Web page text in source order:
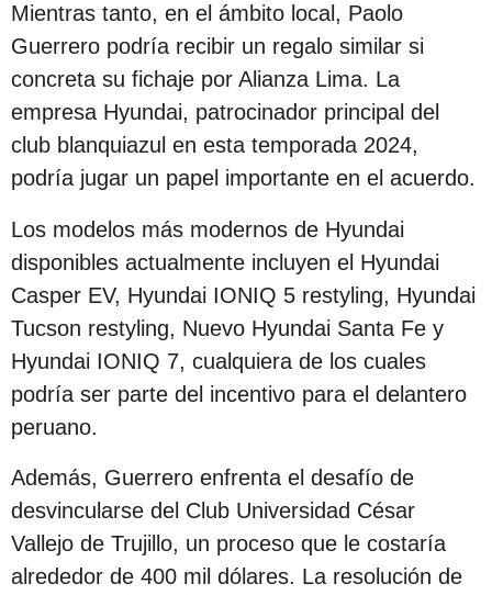
l
a
p
u
b
l
i
c
a
c
i
ó
n
Mientras tanto, en el ámbito local, Paolo
Guerrero podría recibir un regalo similar si
concreta su fichaje por Alianza Lima. La
empresa Hyundai, patrocinador principal del
club blanquiazul en esta temporada 2024,
podría jugar un papel importante en el acuerdo.
Los modelos más modernos de Hyundai
disponibles actualmente incluyen el Hyundai
Casper EV, Hyundai IONIQ 5 restyling, Hyundai
Tucson restyling, Nuevo Hyundai Santa Fe y
Hyundai IONIQ 7, cualquiera de los cuales
podría ser parte del incentivo para el delantero
peruano.
Además, Guerrero enfrenta el desafío de
desvincularse del Club Universidad César
Vallejo de Trujillo, un proceso que le costaría
alrededor de 400 mil dólares. La resolución de